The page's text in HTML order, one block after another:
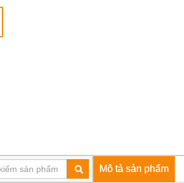
Mô tả sản phẩm